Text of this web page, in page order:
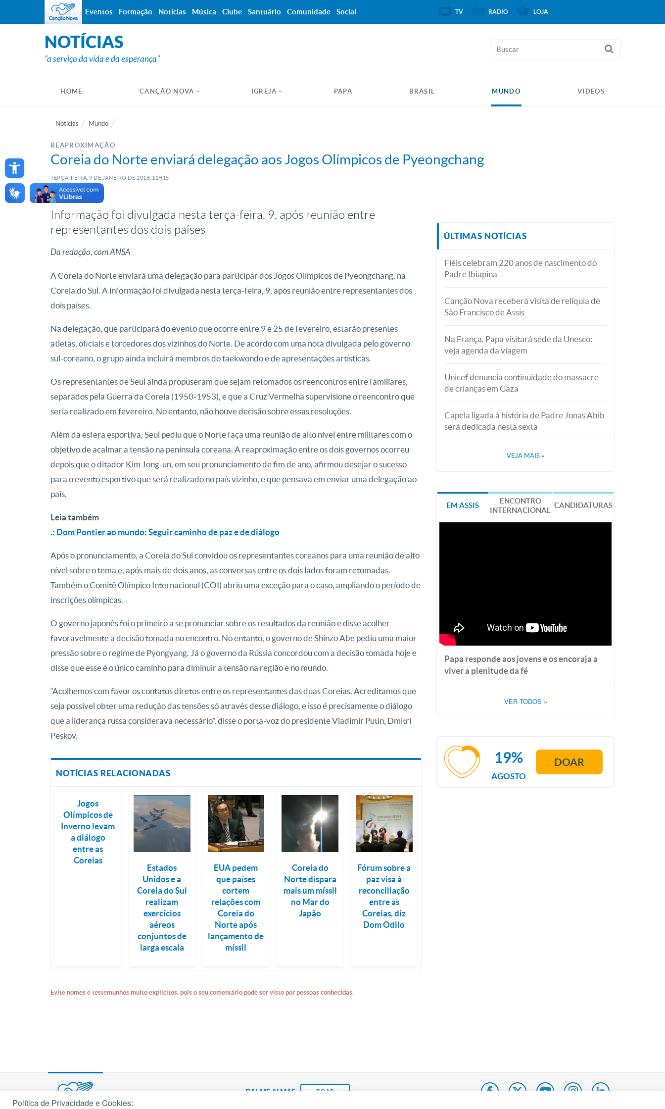
Open toolbar
NOTÍCIAS
"a serviço da vida e da esperança"
HOME CANÇÃO NOVA IGREJA PAPA BRASIL MUNDO VIDEOS
Notícias Mundo
REAPROXIMAÇÃO
Coreia do Norte enviará delegação aos Jogos Olímpicos de Pyeongchang
TERÇA-FEIRA, 9 DE JANEIRO DE 2018, 11H15
Informação foi divulgada nesta terça-feira, 9, após reunião entre
representantes dos dois países
Da redação, com ANSA
A Coreia do Norte enviará uma delegação para participar dos Jogos Olímpicos de Pyeongchang, na
Coreia do Sul. A informação foi divulgada nesta terça-feira, 9, após reunião entre representantes dos
dois países.
Na delegação, que participará do evento que ocorre entre 9 e 25 de fevereiro, estarão presentes
atletas, oficiais e torcedores dos vizinhos do Norte. De acordo com uma nota divulgada pelo governo
sul-coreano, o grupo ainda incluirá membros do taekwondo e de apresentações artísticas.
Os representantes de Seul ainda propuseram que sejam retomados os reencontros entre familiares,
separados pela Guerra da Coreia (1950-1953), e que a Cruz Vermelha supervisione o reencontro que
seria realizado em fevereiro. No entanto, não houve decisão sobre essas resoluções.
Além da esfera esportiva, Seul pediu que o Norte faça uma reunião de alto nível entre militares com o
objetivo de acalmar a tensão na península coreana. A reaproximação entre os dois governos ocorreu
depois que o ditador Kim Jong-un, em seu pronunciamento de fim de ano, afirmou desejar o sucesso
para o evento esportivo que será realizado no país vizinho, e que pensava em enviar uma delegação ao
país.
Leia também
.: Dom Pontier ao mundo: Seguir caminho de paz e de diálogo
Após o pronunciamento, a Coreia do Sul convidou os representantes coreanos para uma reunião de alto
nível sobre o tema e, após mais de dois anos, as conversas entre os dois lados foram retomadas.
Também o Comitê Olímpico Internacional (COI) abriu uma exceção para o caso, ampliando o período de
inscrições olímpicas.
O governo japonês foi o primeiro a se pronunciar sobre os resultados da reunião e disse acolher
favoravelmente a decisão tomada no encontro. No entanto, o governo de Shinzo Abe pediu uma maior
pressão sobre o regime de Pyongyang. Já o governo da Rússia concordou com a decisão tomada hoje e
disse que esse é o único caminho para diminuir a tensão na região e no mundo.
“Acolhemos com favor os contatos diretos entre os representantes das duas Coreias. Acreditamos que
seja possível obter uma redução das tensões só através desse diálogo, e isso é precisamente o diálogo
que a liderança russa considerava necessário”, disse o porta-voz do presidente Vladimir Putin, Dmitri
Peskov.
NOTÍCIAS RELACIONADAS
Jogos
Olímpicos de
Inverno levam
a diálogo
entre as
Coreias
Estados
Unidos e a
Coreia do Sul
realizam
exercícios
aéreos
conjuntos de
larga escala
EUA pedem
que países
cortem
relações com
Coreia do
Norte após
lançamento de
míssil
Coreia do
Norte dispara
mais um míssil
no Mar do
Japão
Fórum sobre a
paz visa à
reconciliação
entre as
Coreias, diz
Dom Odilo
Evite nomes e testemunhos muito explícitos, pois o seu comentário pode ser visto por pessoas conhecidas.
ÚLTIMAS NOTÍCIAS
Fiéis celebram 220 anos de nascimento do
Padre Ibiapina
Canção Nova receberá visita de relíquia de
São Francisco de Assis
Na França, Papa visitará sede da Unesco:
veja agenda da viagem
Unicef denuncia continuidade do massacre
de crianças em Gaza
Capela ligada à história de Padre Jonas Abib
será dedicada nesta sexta
VEJA MAIS »
EM ASSIS
ENCONTRO
INTERNACIONAL
CANDIDATURAS
Papa responde aos jovens e os encoraja a
viver a plenitude da fé
VER TODOS »
AGOSTO
19% DOAR
Eventos Formação Notícias Música Clube Santuário Comunidade Social TV RÁDIO LOJA
DAI-ME ALMAS DOAR
Política de Privacidade e Cookies: